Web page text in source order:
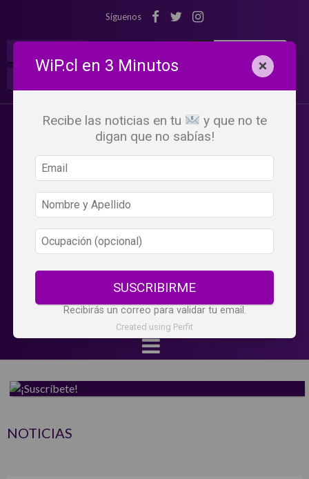
Síguenos
NOTICIAS
WiP.cl en 3 Minutos ×
Recibe las noticias en tu
y que no te
digan que no sabías!
SUSCRIBIRME
Recibirás un correo para validar tu email.
Created using Perfit